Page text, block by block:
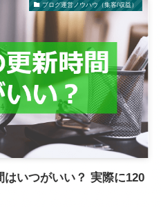
ブログ運営ノウハウ（集客/収益）
はいつがいい？ 実際に120